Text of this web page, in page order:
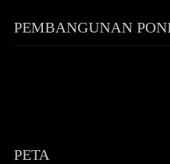
PEMBANGUNAN
PETA